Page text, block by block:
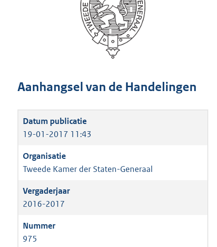
Aanhangsel van de Handelingen
19-01-2017 11:43
Tweede Kamer der Staten-Generaal
2016-2017
975